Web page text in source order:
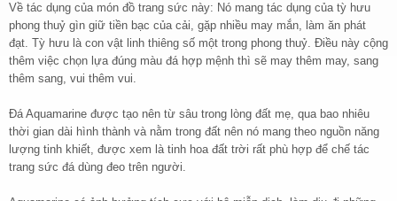
Về tác dụng của món đồ trang sức này: Nó mang tác dụng của tỳ hưu
phong thuỷ gìn giữ tiền bạc của cải, gặp nhiều may mắn, làm ăn phát
đạt. Tỳ hưu là con vật linh thiêng số một trong phong thuỷ. Điều này cộng
thêm việc chọn lựa đúng màu đá hợp mệnh thì sẽ may thêm may, sang
thêm sang, vui thêm vui.
Đá Aquamarine được tạo nên từ sâu trong lòng đất mẹ, qua bao nhiêu
thời gian dài hình thành và nằm trong đất nên nó mang theo nguồn năng
lượng tinh khiết, được xem là tinh hoa đất trời rất phù hợp để chế tác
trang sức đá dùng đeo trên người.